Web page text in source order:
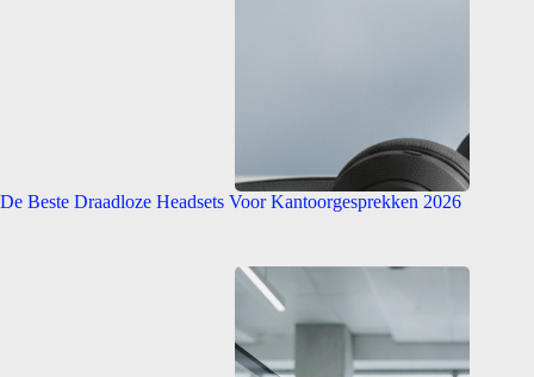
De Beste Draadloze Headsets Voor Kantoorgesprekken 2026